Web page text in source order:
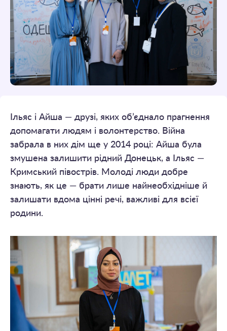
Ільяс і Айша — друзі, яких об’єднало прагнення
допомагати людям і волонтерство. Війна
забрала в них дім ще у 2014 році: Айша була
змушена залишити рідний Донецьк, а Ільяс —
Кримський півострів. Молоді люди добре
знають, як це — брати лише найнеобхідніше й
залишати вдома цінні речі, важливі для всієї
родини.